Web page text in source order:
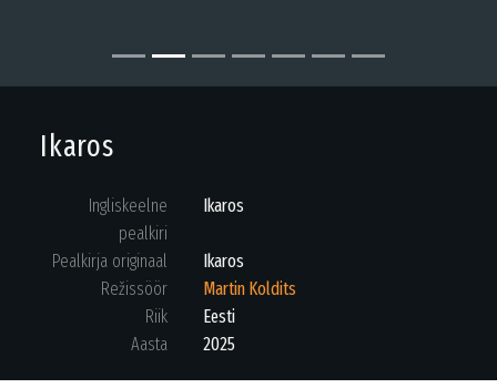
Ikaros
Ingliskeelne
pealkiri
Ikaros
Pealkirja originaal
Ikaros
Režissöör
Martin Koldits
Riik
Eesti
Aasta
2025